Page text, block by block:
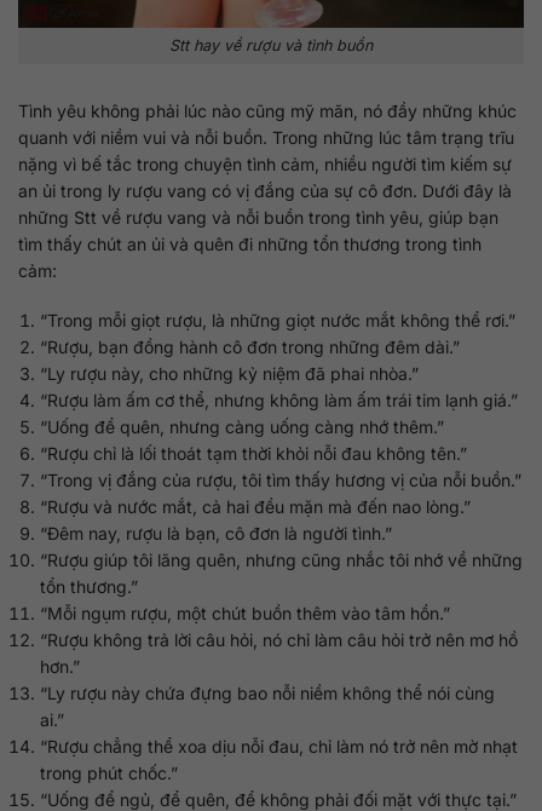
Stt hay về rượu và tình buồn
Tình yêu không phải lúc nào cũng mỹ mãn, nó đầy những khúc
quanh với niềm vui và nỗi buồn. Trong những lúc tâm trạng trĩu
nặng vì bế tắc trong chuyện tình cảm, nhiều người tìm kiếm sự
an ủi trong ly rượu vang có vị đắng của sự cô đơn. Dưới đây là
những Stt về rượu vang và nỗi buồn trong tình yêu, giúp bạn
tìm thấy chút an ủi và quên đi những tổn thương trong tình
cảm:
“Trong mỗi giọt rượu, là những giọt nước mắt không thể rơi.”
“Rượu, bạn đồng hành cô đơn trong những đêm dài.”
“Ly rượu này, cho những kỷ niệm đã phai nhòa.”
“Rượu làm ấm cơ thể, nhưng không làm ấm trái tim lạnh giá.”
“Uống để quên, nhưng càng uống càng nhớ thêm.”
“Rượu chỉ là lối thoát tạm thời khỏi nỗi đau không tên.”
“Trong vị đắng của rượu, tôi tìm thấy hương vị của nỗi buồn.”
“Rượu và nước mắt, cả hai đều mặn mà đến nao lòng.”
“Đêm nay, rượu là bạn, cô đơn là người tình.”
“Rượu giúp tôi lãng quên, nhưng cũng nhắc tôi nhớ về những
tổn thương.”
“Mỗi ngụm rượu, một chút buồn thêm vào tâm hồn.”
“Rượu không trả lời câu hỏi, nó chỉ làm câu hỏi trở nên mơ hồ
hơn.”
“Ly rượu này chứa đựng bao nỗi niềm không thể nói cùng
ai.”
“Rượu chẳng thể xoa dịu nỗi đau, chỉ làm nó trở nên mờ nhạt
trong phút chốc.”
“Uống để ngủ, để quên, để không phải đối mặt với thực tại.”